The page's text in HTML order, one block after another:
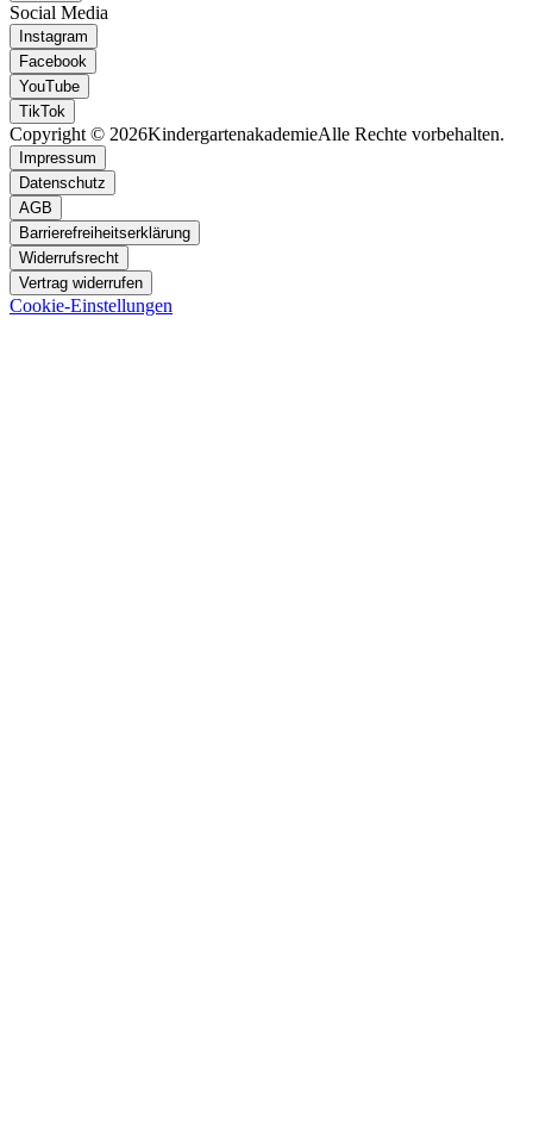
Social Media
Instagram
Facebook
YouTube
TikTok
Copyright © 2026KindergartenakademieAlle Rechte vorbehalten.
Impressum
Datenschutz
AGB
Barrierefreiheitserklärung
Widerrufsrecht
Vertrag widerrufen
Cookie-Einstellungen